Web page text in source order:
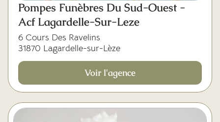
Pompes Funèbres Du Sud-Ouest -
Acf Lagardelle-Sur-Leze
6 Cours Des Ravelins
31870 Lagardelle-sur-Lèze
Voir l'agence